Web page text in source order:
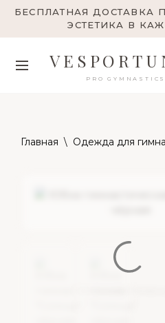
БЕСПЛАТНАЯ ДОСТАВКА
ЭСТЕТИКА В
PRO GYMNASTICS
Главная \ Одежда для